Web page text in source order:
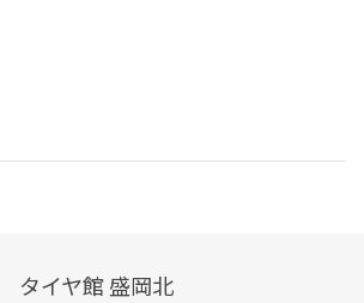
タイヤ館 盛岡北